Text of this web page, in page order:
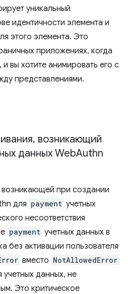
уникальный
идентичности элемента и
этого элемента. Это
приложениях, когда
вы хотите анимировать его с
представлениями.
, возникающий
данных WebAuthn
при создании
для payment учетных
несоответствия
payment учетных данных в
без активации пользователя
вместо NotAllowedError
учетных данных, не
Это критическое